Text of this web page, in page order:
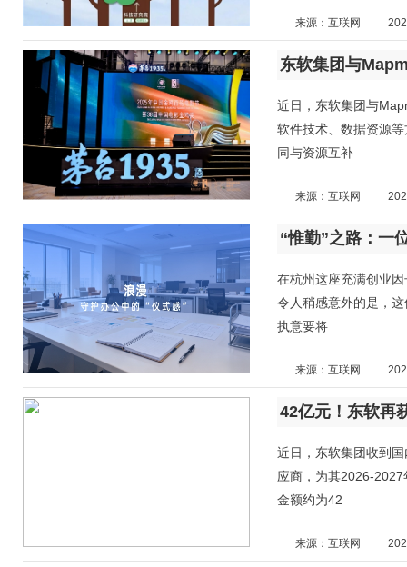
来源：互联网
近日，东软集团与
软件技术、数据资源
同与资源互补
来源：互联网
“惟勤”之路：一
在杭州这座充满创业
令人稍感意外的是，
执意要将
来源：互联网
42亿元！东软再
近日，东软集团收到
应商，为其2026-
金额约为42
来源：互联网